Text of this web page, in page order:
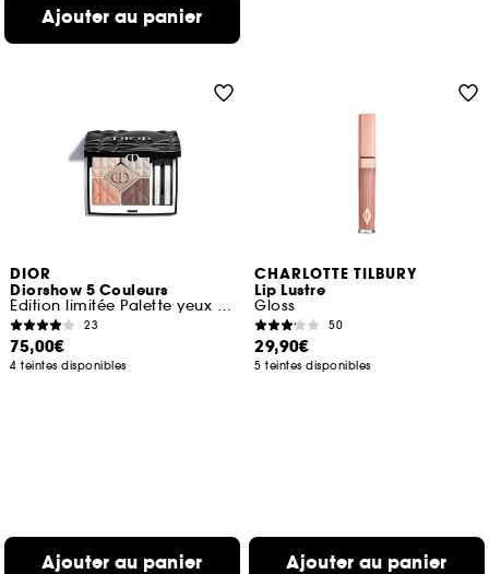
Ajouter au panier
DIOR
Diorshow 5 Couleurs
Édition limitée Palette yeux 5 fards à paupières
23
75,00€
4 teintes disponibles
Ajouter au panier
CHARLOTTE TILBURY
Lip Lustre
Gloss
50
29,90€
5 teintes disponibles
Ajouter au panier